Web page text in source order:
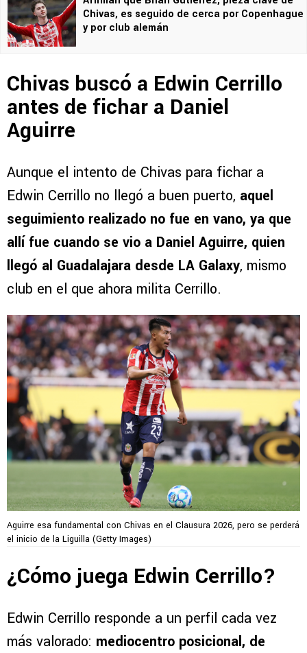
Chivas, es seguido de cerca por Copenhague
y por club alemán
Chivas buscó a Edwin Cerrillo
antes de fichar a Daniel
Aguirre
Aunque el intento de Chivas para fichar a
Edwin Cerrillo no llegó a buen puerto, aquel
seguimiento realizado no fue en vano, ya que
allí fue cuando se vio a Daniel Aguirre, quien
llegó al Guadalajara desde LA Galaxy, mismo
club en el que ahora milita Cerrillo.
Aguirre esa fundamental con Chivas en el Clausura 2026, pero se perderá
el inicio de la Liguilla (Getty Images)
¿Cómo juega Edwin Cerrillo?
Edwin Cerrillo responde a un perfil cada vez
más valorado: mediocentro posicional, de